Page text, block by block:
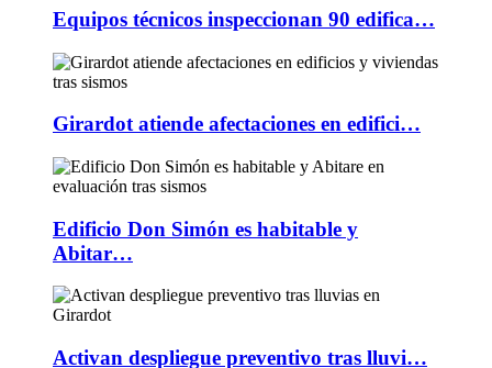
Equipos técnicos inspeccionan 90 edifica…
Girardot atiende afectaciones en edifici…
Edificio Don Simón es habitable y
Abitar…
Activan despliegue preventivo tras lluvi…